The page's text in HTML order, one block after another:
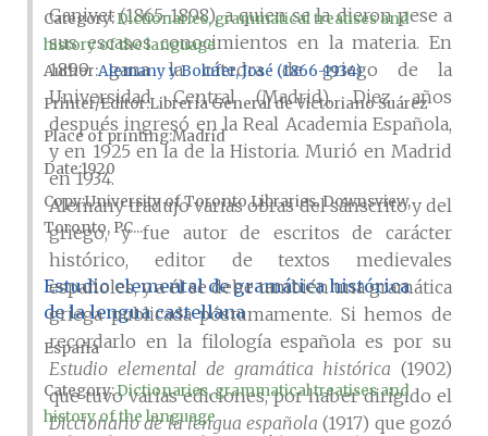
Ganivet (1865-1898), a quien se la dieron pese a
sus escasos conocimientos en la materia. En
1899 gana la cátedra de griego de la
Universidad Central (Madrid). Diez años
después ingresó en la Real Academia Española,
y en 1925 en la de la Historia. Murió en Madrid
en 1934.
Alemany tradujo varias obras del sánscrito y del
griego, y fue autor de escritos de carácter
histórico, editor de textos medievales
españoles, y a él se debe también una gramática
griega publicada póstumamente. Si hemos de
recordarlo en la filología española es por su
Estudio elemental de gramática histórica (1902)
que tuvo varias ediciones, por haber dirigido el
Diccionario de la lengua española (1917) que gozó
Category:Dictionaries, grammatical treatises and
history of the language
Author Alemany y Bolufer, José (1866-1934)
Printer/EditorLibrería General de Victoriano Suárez
Place of printingMadrid
Date1920
CopyUniversity of Toronto Libraries, Downsview,
Toronto, PC...
Estudio elemental de gramática histórica
de la lengua castellana
España
Category:Dictionaries, grammatical treatises and
history of the language